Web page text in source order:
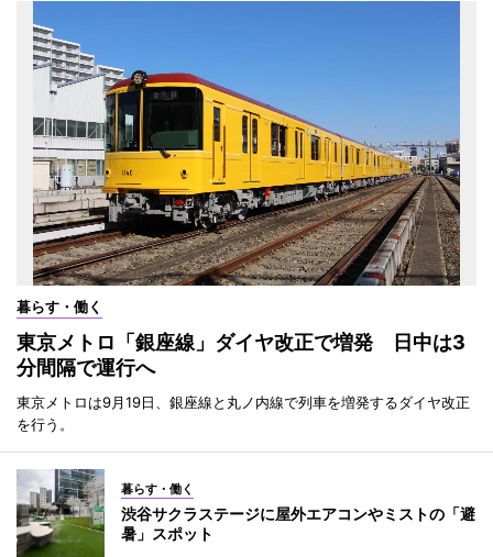
暮らす・働く
東京メトロ「銀座線」ダイヤ改正で増発 日中は3
分間隔で運行へ
東京メトロは9月19日、銀座線と丸ノ内線で列車を増発するダイヤ改正
を行う。
暮らす・働く
渋谷サクラステージに屋外エアコンやミストの「避
暑」スポット